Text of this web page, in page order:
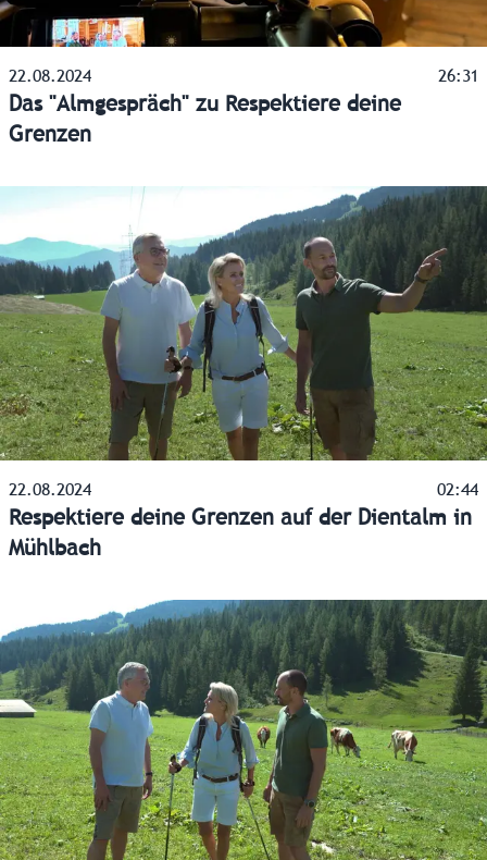
22.08.2024 26:31
Das "Almgespräch" zu Respektiere deine
Grenzen
22.08.2024 02:44
Respektiere deine Grenzen auf der Dientalm in
Mühlbach